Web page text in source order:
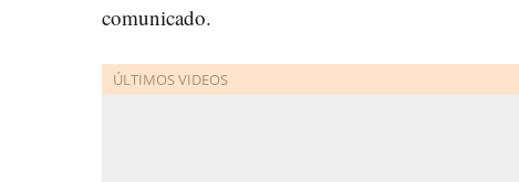
comunicado.